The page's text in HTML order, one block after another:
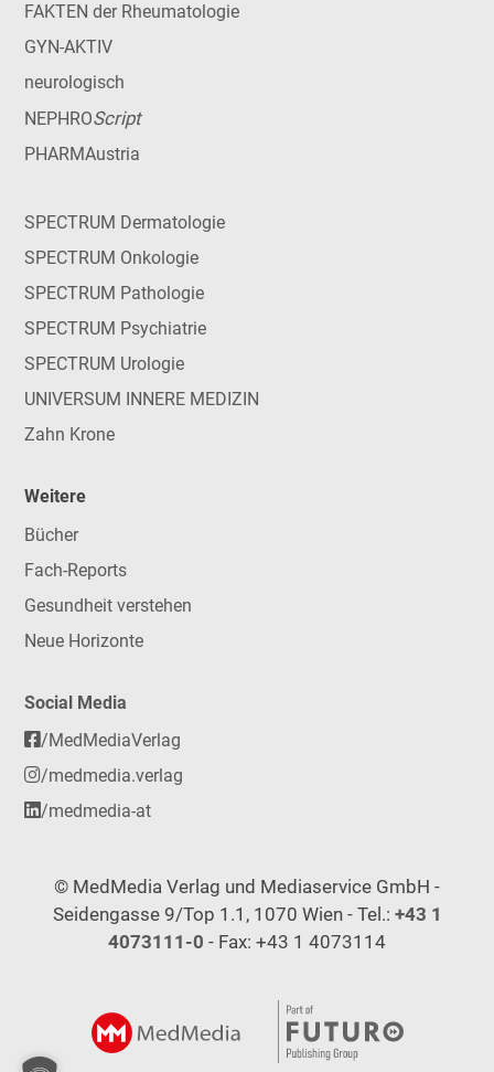
FAKTEN der Rheumatologie
GYN-AKTIV
neurologisch
NEPHROScript
PHARMAustria
SPECTRUM Dermatologie
SPECTRUM Onkologie
SPECTRUM Pathologie
SPECTRUM Psychiatrie
SPECTRUM Urologie
UNIVERSUM INNERE MEDIZIN
Zahn Krone
Weitere
Bücher
Fach-Reports
Gesundheit verstehen
Neue Horizonte
Social Media
/MedMediaVerlag
/medmedia.verlag
/medmedia-at
© MedMedia Verlag und Mediaservice GmbH -
Seidengasse 9/Top 1.1, 1070 Wien - Tel.: +43 1
4073111-0 - Fax: +43 1 4073114